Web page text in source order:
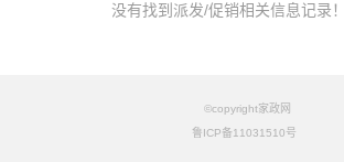
没有找到派发/促销相关信息记录！
©copyright家政网
鲁ICP备11031510号